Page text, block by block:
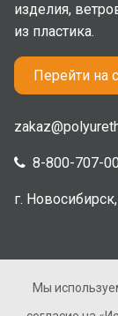
изделия,
из пластика.
Перейти на
8-800-707-
г.
2005-2026
Мы